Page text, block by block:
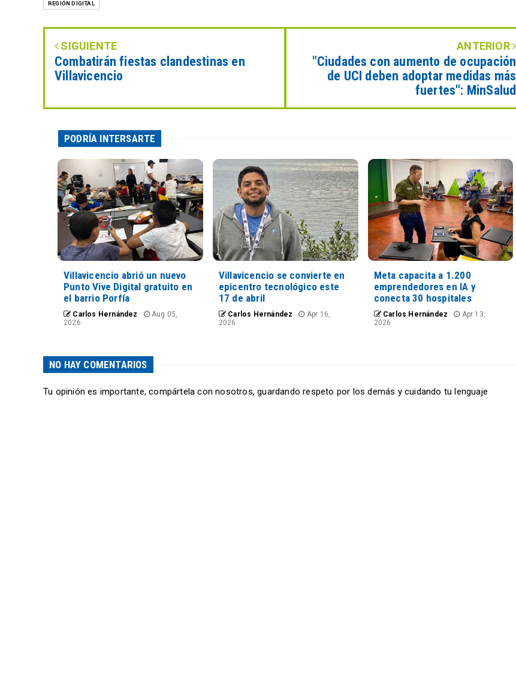
REGIÓN DIGITAL
SIGUIENTE
Combatirán fiestas clandestinas en
Villavicencio
ANTERIOR
"Ciudades con aumento de ocupación
de UCI deben adoptar medidas más
fuertes": MinSalud
PODRÍA INTERSARTE
Villavicencio abrió un nuevo
Punto Vive Digital gratuito en
el barrio Porfía
Carlos Hernández
Aug 05,
2026
Villavicencio se convierte en
epicentro tecnológico este
17 de abril
Carlos Hernández
Apr 16,
2026
Meta capacita a 1.200
emprendedores en IA y
conecta 30 hospitales
Carlos Hernández
Apr 13,
2026
NO HAY COMENTARIOS
Tu opinión es importante, compártela con nosotros, guardando respeto por los demás y cuidando tu lenguaje